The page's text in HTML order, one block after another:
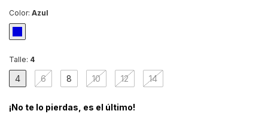
Color: Azul
Talle: 4
4 6 8 10 12 14
¡No te lo pierdas, es el último!